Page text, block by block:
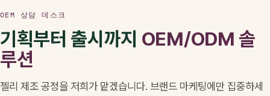
OEM 상담 데스크
기획부터 출시까지 OEM/ODM 솔
루션
젤리 제조 공정을 저희가 맡겠습니다. 브랜드 마케팅에만 집중하세